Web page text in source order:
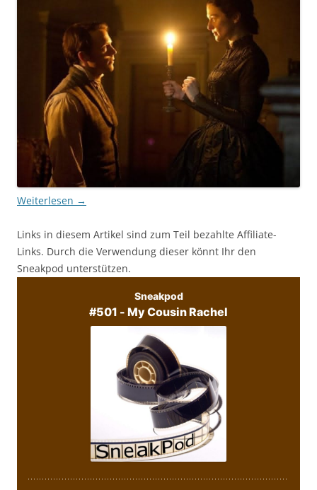
Weiterlesen →
Links in diesem Artikel sind zum Teil bezahlte Affiliate-
Links. Durch die Verwendung dieser könnt Ihr den
Sneakpod unterstützen.